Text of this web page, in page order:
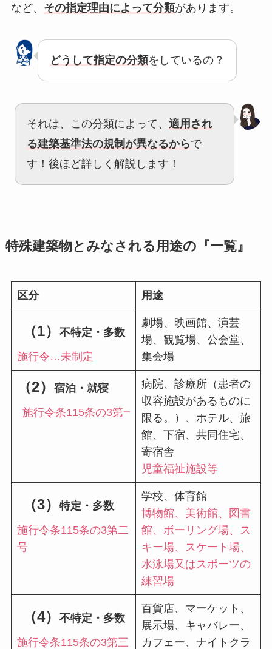
など、 その指定理由によって分類があります。
どうして指定の分類をしているの？
それは、この分類によって、 適用され
る建築基準法の規制が異なるからで
す！後ほど詳しく解説します！
特殊建築物とみなされる用途の『一覧』
区分 用途
（1）
不特定・多数（集中）
施行令…未制定
劇場、映画館、演芸
場、観覧場、公会堂、
集会場
（2）
宿泊・就寝
施行令条115条の3第一号
病院、診療所（ 患者の
収容施設があるものに
限る。
）、ホテル、旅
館、下宿、共同住宅、
寄宿舎
児童福祉施設等
（3） 特定・多数
施行令条115条の3第二
号
学校、体育館
博物館、美術館、図書
館、ボーリング場、ス
キー場、スケート場、
水泳場又はスポーツの
練習場
（4）
不特定・多数
施行令条115条の3第三
百貨店、マーケット、
展示場、キャバレー、
カフェー、ナイトクラ